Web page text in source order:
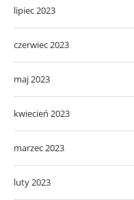
lipiec 2023
czerwiec 2023
maj 2023
kwiecień 2023
marzec 2023
luty 2023